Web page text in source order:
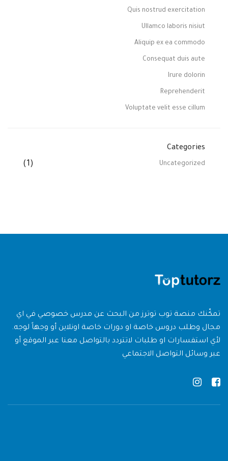
Quis nostrud exercitation
Ullamco laboris nisiut
Aliquip ex ea commodo
Consequat duis aute
Irure dolorin
Reprehenderit
Voluptate velit esse cillum
Categories
Uncategorized
(1)
تمكّنك منصة توب توترز من البحث عن مدرس خصوصي في اي
مجال وطلب دروس خاصة او دورات خاصة اونلاين أو وجهاً لوجه.
لأي استفسارات او طلبات لاتتردد بالتواصل معنا عبر الموقع أو
عبر وسائل التواصل الاجتماعي